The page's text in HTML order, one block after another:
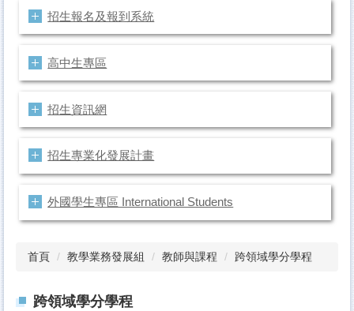
招生報名及報到系統
高中生專區
招生資訊網
招生專業化發展計畫
外國學生專區 International Students
首頁 教學業務發展組 教師與課程 跨領域學分學程
跨領域學分學程